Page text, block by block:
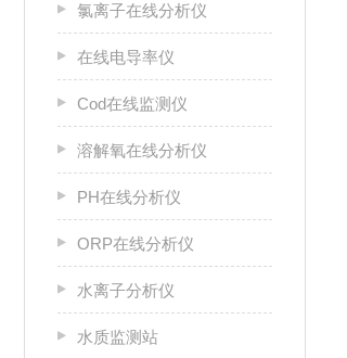
氯离子在线分析仪
在线电导率仪
Cod在线监测仪
溶解氧在线分析仪
PH在线分析仪
ORP在线分析仪
水离子分析仪
水质监测站